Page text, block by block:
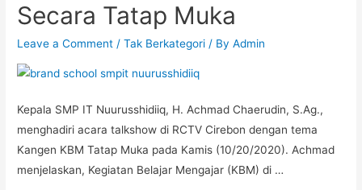
Secara Tatap Muka
Leave a Comment /Tak Berkategori / ByAdmin
Kepala SMP IT Nuurusshidiiq, H. Achmad Chaerudin, S.Ag.,
menghadiri acara talkshow di RCTV Cirebon dengan tema
Kangen KBM Tatap Muka pada Kamis (10/20/2020). Achmad
menjelaskan, Kegiatan Belajar Mengajar (KBM) di …